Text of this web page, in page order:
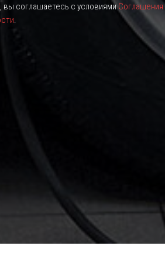
вы соглашаетесь с условиямиСоглашения